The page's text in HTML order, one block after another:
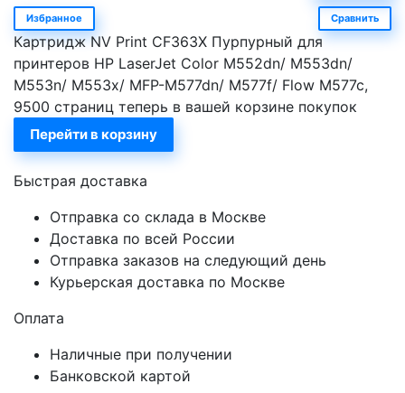
Избранное Сравнить
Картридж NV Print CF363X Пурпурный для
принтеров HP LaserJet Color M552dn/ M553dn/
M553n/ M553x/ MFP-M577dn/ M577f/ Flow M577c,
9500 страниц теперь в вашей корзине покупок
Перейти в корзину
Быстрая доставка
Отправка со склада в Москве
Доставка по всей России
Отправка заказов на следующий день
Курьерская доставка по Москве
Оплата
Наличные при получении
Банковской картой